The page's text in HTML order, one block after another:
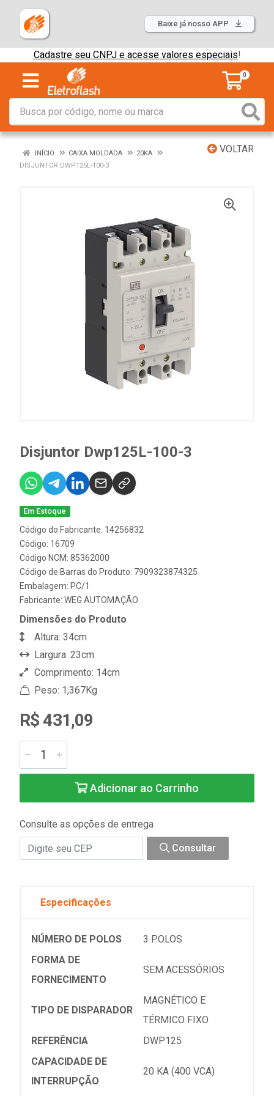
Baixe já nosso APP
Cadastre seu CNPJ e acesse valores especiais!
0
VOLTAR
INÍCIO CAIXA MOLDADA
20KA
DISJUNTOR DWP125L-100-3
Disjuntor Dwp125L-100-3
Em Estoque
Código do Fabricante: 14256832
Código: 16709
Código NCM: 85362000
Código de Barras do Produto: 7909323874325
Embalagem: PC/1
Fabricante: WEG AUTOMAÇÃO
Dimensões do Produto
Altura: 34cm
Largura: 23cm
Comprimento: 14cm
Peso: 1,367Kg
R$ 431,09
Adicionar ao Carrinho
Consulte as opções de entrega
Consultar
Especificações
NÚMERO DE POLOS
3 POLOS
FORMA DE
FORNECIMENTO
SEM ACESSÓRIOS
TIPO DE DISPARADOR
MAGNÉTICO E
TÉRMICO FIXO
REFERÊNCIA
DWP125
CAPACIDADE DE
INTERRUPÇÃO
20 KA (400 VCA)